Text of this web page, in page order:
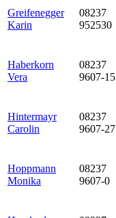
Greifenegger
Karin
08237
952530
Haberkorn
Vera
08237
9607-15
Hintermayr
Carolin
08237
9607-27
Hoppmann
Monika
08237
9607-0